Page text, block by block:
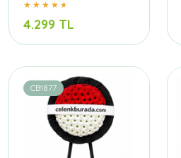
4.299 TL
CB1877